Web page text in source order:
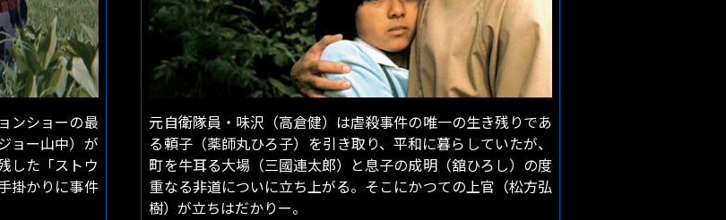
ンショーの最
ョー山中）が
した「ストウ
掛かりに事件
元自衛隊員・味沢（高倉健）は虐殺事件の唯一の生き残りであ
る頼子（薬師丸ひろ子）を引き取り、平和に暮らしていたが、
町を牛耳る大場（三國連太郎）と息子の成明（舘ひろし）の度
重なる非道についに立ち上がる。そこにかつての上官（松方弘
樹）が立ちはだかりー。